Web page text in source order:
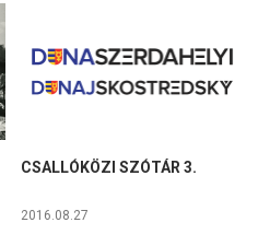
CSALLÓKÖZI SZÓTÁR 3.
2016.08.27